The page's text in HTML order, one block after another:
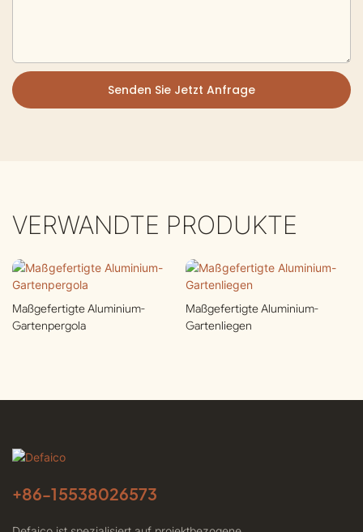
Senden Sie Jetzt Anfrage
VERWANDTE PRODUKTE
Maßgefertigte Aluminium-
Gartenpergola
Maßgefertigte Aluminium-
Gartenliegen
+86-15538026573